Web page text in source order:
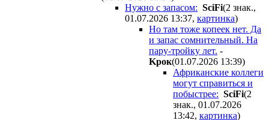
Нужно с запасом: SciFi(2 знак.,
01.07.2026 13:37, картинка)
Но там тоже копеек нет. Да
и запас сомнительный. На
пару-тройку лет. -
Kpoк(01.07.2026 13:39)
Африканские коллеги
могут справиться и
побыстрее: SciFi(2
знак., 01.07.2026
13:42, картинка)